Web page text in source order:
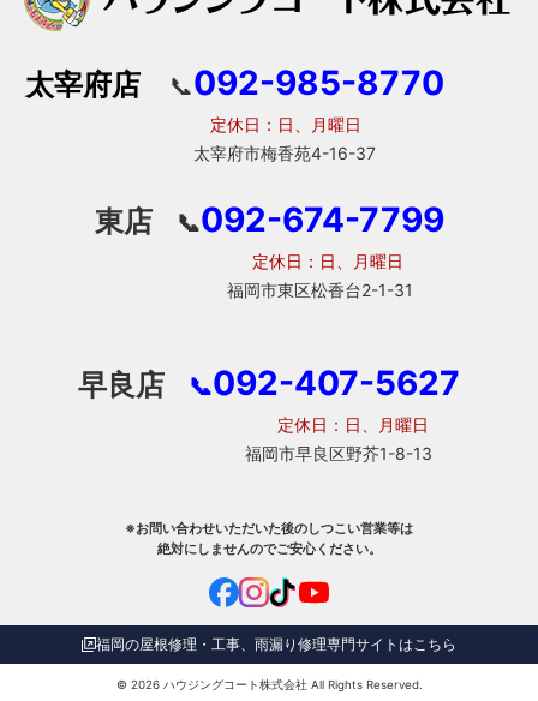
太宰府店 📞092-985-8770
定休日：日、月曜日
太宰府市梅香苑4-16-37
東店 📞092-674-7799
定休日：日、月曜日
福岡市東区松香台2-1-31
早良店 📞092-407-5627
定休日：日、月曜日
福岡市早良区野芥1-8-13
※お問い合わせいただいた後のしつこい営業等は
絶対にしませんのでご安心ください。
福岡の屋根修理・工事、雨漏り修理専門サイトはこちら
© 2026 ハウジングコート株式会社All Rights Reserved.